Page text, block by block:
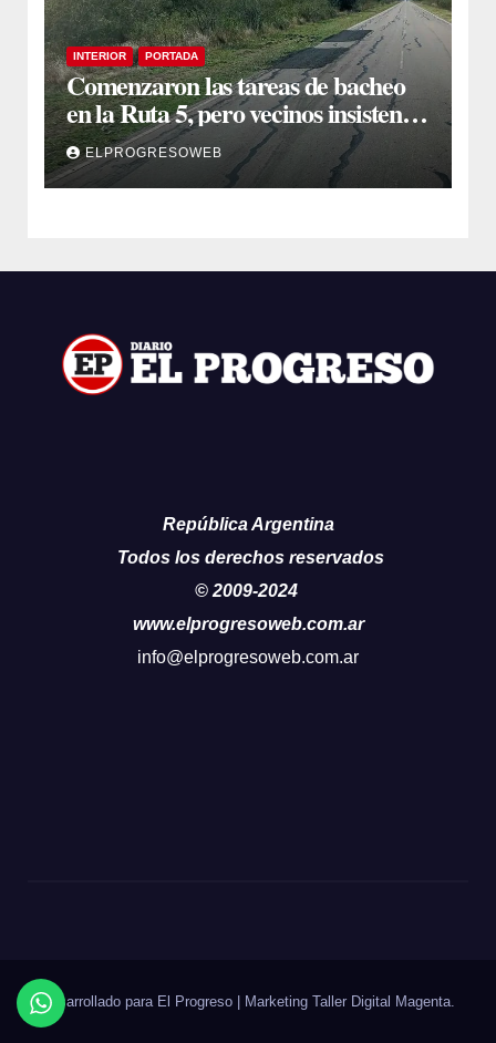
INTERIOR PORTADA
Comenzaron las tareas de bacheo
en la Ruta 5, pero vecinos insisten
en un reclamo integral
ELPROGRESOWEB
República Argentina
Todos los derechos reservados
© 2009-2024
www.elprogresoweb.com.ar
info@elprogresoweb.com.ar
Desarrollado para El Progreso | Marketing Taller Digital Magenta